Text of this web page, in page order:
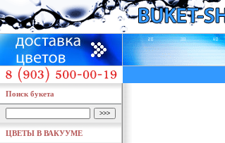
Поиск букета
ЦВЕТЫ В ВАКУУМЕ